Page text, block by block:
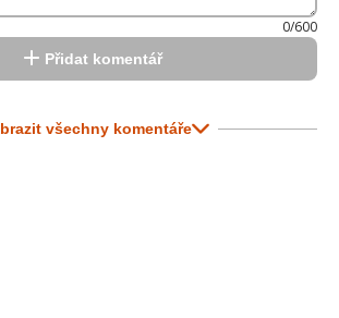
0/600
Přidat komentář
všechny komentáře